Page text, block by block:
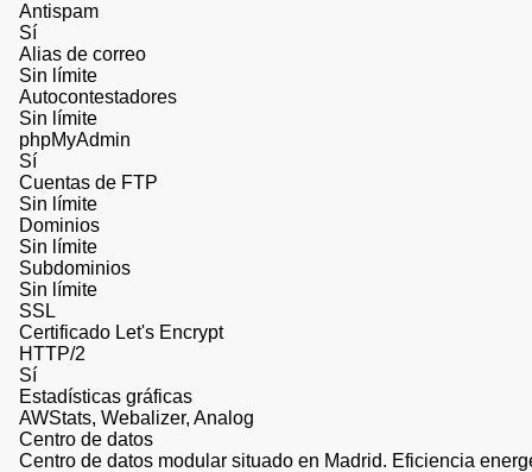
Antispam
Sí
Alias de correo
Sin límite
Autocontestadores
Sin límite
phpMyAdmin
Sí
Cuentas de FTP
Sin límite
Dominios
Sin límite
Subdominios
Sin límite
SSL
Certificado Let's Encrypt
HTTP/2
Sí
Estadísticas gráficas
AWStats, Webalizer, Analog
Centro de datos
Centro de datos modular situado en Madrid. Eficiencia